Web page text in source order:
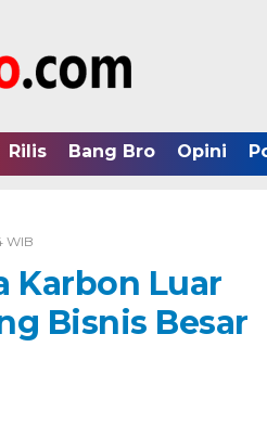
Rilis Bang Bro Opini
WIB
Karbon Luar
Bisnis Besar